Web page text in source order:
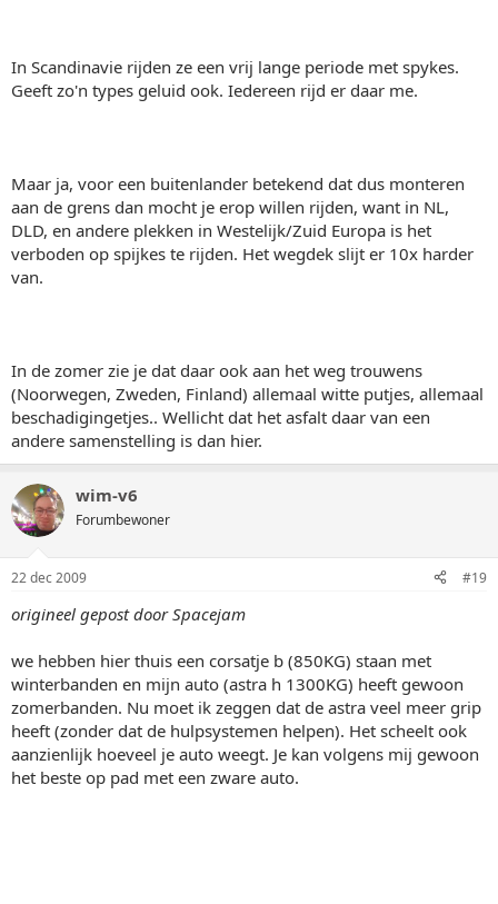
In Scandinavie rijden ze een vrij lange periode met spykes.
Geeft zo'n types geluid ook. Iedereen rijd er daar me.
Maar ja, voor een buitenlander betekend dat dus monteren
aan de grens dan mocht je erop willen rijden, want in NL,
DLD, en andere plekken in Westelijk/Zuid Europa is het
verboden op spijkes te rijden. Het wegdek slijt er 10x harder
van.
In de zomer zie je dat daar ook aan het weg trouwens
(Noorwegen, Zweden, Finland) allemaal witte putjes, allemaal
beschadigingetjes.. Wellicht dat het asfalt daar van een
andere samenstelling is dan hier.
wim-v6
Forumbewoner
22 dec 2009 #19
origineel gepost door Spacejam
we hebben hier thuis een corsatje b (850KG) staan met
winterbanden en mijn auto (astra h 1300KG) heeft gewoon
zomerbanden. Nu moet ik zeggen dat de astra veel meer grip
heeft (zonder dat de hulpsystemen helpen). Het scheelt ook
aanzienlijk hoeveel je auto weegt. Je kan volgens mij gewoon
het beste op pad met een zware auto.